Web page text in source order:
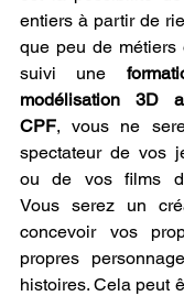
entiers à partir de
que peu de métiers
suivi une
modélisation 3D
CPF, vous ne
spectateur de vos
ou de vos films
Vous serez un
concevoir vos
propres
histoires. Cela peut